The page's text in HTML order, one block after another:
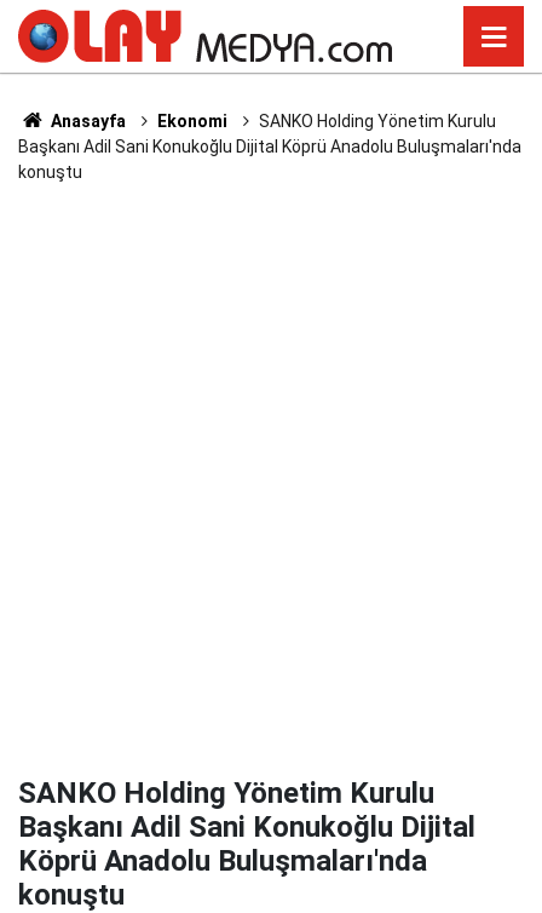
Anasayfa Ekonomi
SANKO Holding Yönetim Kurulu
Başkanı Adil Sani Konukoğlu Dijital Köprü Anadolu Buluşmaları'nda
konuştu
SANKO Holding Yönetim Kurulu
Başkanı Adil Sani Konukoğlu Dijital
Köprü Anadolu Buluşmaları'nda
konuştu